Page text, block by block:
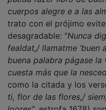
pueda fazer libro de
cuerpos alegre e a las
trato con el prójimo
desagradable: “
Nunca
fealdat,/ llamatme ‘buen
buena palabra págase
cuesta más que la
como la citada y los
ti, flor de las flores,/